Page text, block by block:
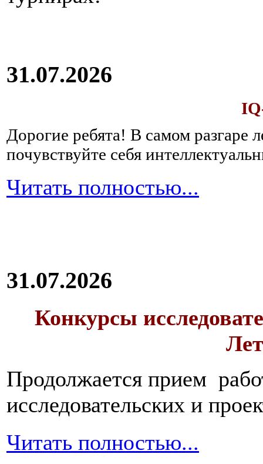
31.07.2026
Дорогие ребята! В самом разгаре
почувствуйте себя
Читать полностью...
31.07.2026
Конкурсы
Продолжается прием
исследовательских и
Читать полностью...